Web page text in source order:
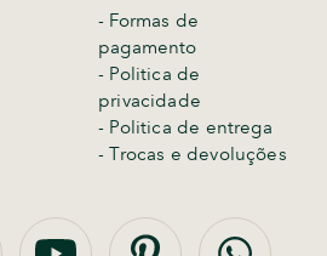
- Formas de
pagamento
- Politica de
privacidade
- Politica de entrega
-Trocas e devoluções